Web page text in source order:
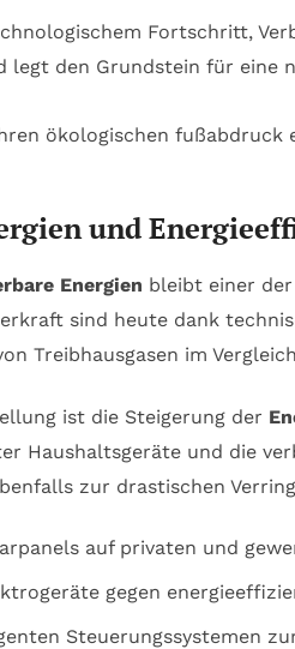
Fortschritt,
legt den Grundstein für eine
und
Energien bleibt einer
sind heute dank
Treibhausgasen im
ist die Steigerung der
Haushaltsgeräte und die
zur drastischen
auf privaten und
gegen
Steuerungssystemen